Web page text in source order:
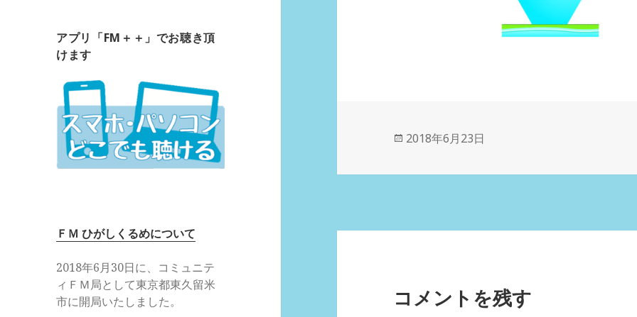
アプリ「FM＋＋」でお聴き頂
けます
ＦＭ ひがしくるめについて
2018年6月30日に、コミュニテ
ィＦＭ局として東京都東久留米
市に開局いたしました。
投
日:
2018年6月23日
コメントを残す